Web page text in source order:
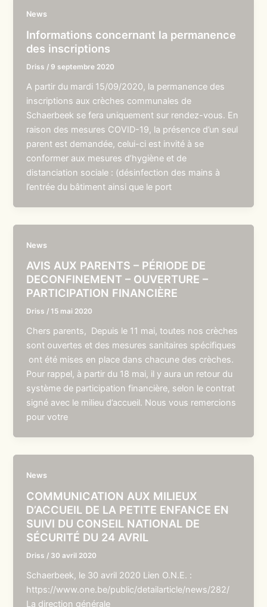
News
Informations concernant la permanence
des inscriptions
Driss / 9 septembre 2020
A partir du mardi 15/09/2020, la permanence des
inscriptions aux crèches communales de
Schaerbeek se fera uniquement sur rendez-vous. En
raison des mesures COVID-19, la présence d’un seul
parent est demandée, celui-ci est invité à se
conformer aux mesures d’hygiène et de
distanciation sociale : (désinfection des mains à
l’entrée du bâtiment ainsi que le port
News
AVIS AUX PARENTS – PÉRIODE DE
DECONFINEMENT – OUVERTURE –
PARTICIPATION FINANCIÈRE
Driss /15 mai 2020
Chers parents, Depuis le 11 mai, toutes nos crèches
sont ouvertes et des mesures sanitaires spécifiques
ont été mises en place dans chacune des crèches.
Pour rappel, à partir du 18 mai, il y aura un retour du
système de participation financière, selon le contrat
signé avec le milieu d’accueil. Nous vous remercions
pour votre
News
COMMUNICATION AUX MILIEUX
D’ACCUEIL DE LA PETITE ENFANCE EN
SUIVI DU CONSEIL NATIONAL DE
SÉCURITÉ DU 24 AVRIL
Driss / 30 avril 2020
Schaerbeek, le 30 avril 2020 Lien O.N.E. :
https://www.one.be/public/detailarticle/news/282/
La direction générale